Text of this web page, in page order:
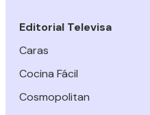
Editorial Televisa
Caras
Cocina Fácil
Cosmopolitan